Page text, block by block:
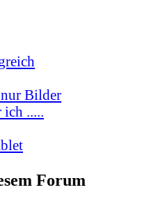
Bilder
ich .....
Forum